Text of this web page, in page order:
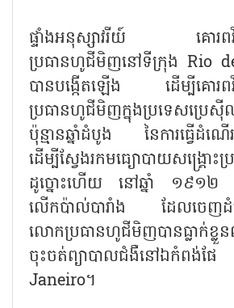
ផ្ទាំងអនុស្សាវរីយ៍ គោរពវិញ្
ប្រធានហូជីមិញនៅទីក្រុង Rio
បានបង្កើតឡើង ដើម្បីគោរពវិ
ប្រធានហូជីមិញក្នុងប្រទេសប្រេ
ប៉ុន្មានឆ្នាំដំបូង នៃការធ្វើដំ
ដើម្បីស្វែងរកមធ្យោបាយសង្គ្រោះ
ដូច្នោះហើយ នៅឆ្នាំ ១៩១២ ព
លើកប៉ាល់បារាំង ដែលចេញដំ
លោកប្រធានហូជីមិញបានធ្លាក់
ចុះចត់ព្យាបាលជំងឺនៅឯកំ
Janeiro។